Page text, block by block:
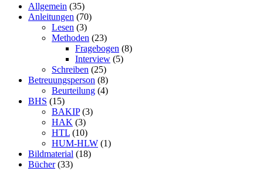
Allgemein (35)
Anleitungen (70)
Lesen (3)
Methoden (23)
Fragebogen (8)
Interview (5)
Schreiben (25)
Betreuungsperson (8)
Beurteilung (4)
BHS (15)
BAKIP(3)
HAK (3)
HTL (10)
HUM-HLW (1)
Bildmaterial (18)
Bücher(33)